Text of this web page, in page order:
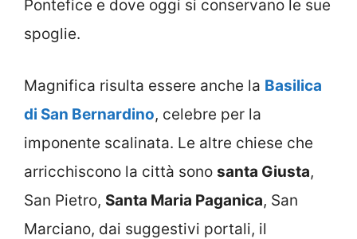
Pontefice e dove oggi si conservano le sue
spoglie.
Magnifica risulta essere anche la Basilica
di San Bernardino, celebre per la
imponente scalinata. Le altre chiese che
arricchiscono la città sono santa Giusta,
San Pietro, Santa Maria Paganica, San
Marciano, dai suggestivi portali, il